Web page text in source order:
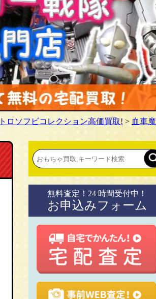
ロソフビコレクション高価買取! > 血車魔
無料査定！24 時間受付中！
お申込みフォーム